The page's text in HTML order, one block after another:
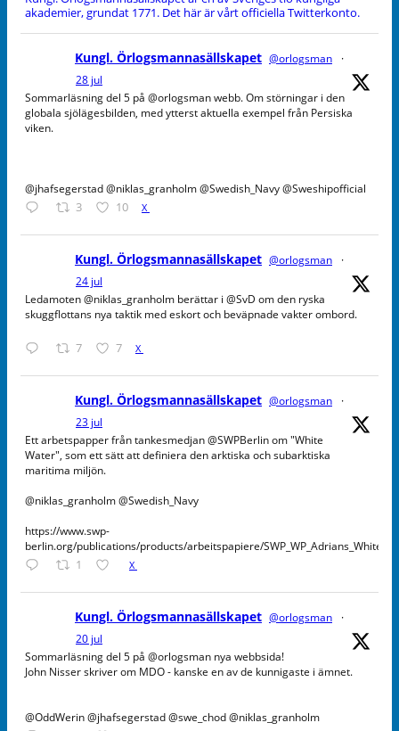
akademier, grundat 1771. Det här är vårt officiella Twitterkonto.
Kungl. Örlogsmannasällskapet @orlogsman
·
28 jul
Sommarläsning del 5 på @orlogsman webb. Om störningar i den
globala sjölägesbilden, med ytterst aktuella exempel från Persiska
viken.
@jhafsegerstad @niklas_granholm @Swedish_Navy @Sweshipofficial
3 10 X
Kungl. Örlogsmannasällskapet @orlogsman
·
24 jul
Ledamoten @niklas_granholm berättar i @SvD om den ryska
skuggflottans nya taktik med eskort och beväpnade vakter ombord.
7 7 X
Kungl. Örlogsmannasällskapet @orlogsman
·
23 jul
Ett arbetspapper från tankesmedjan @SWPBerlin om "White
Water", som ett sätt att definiera den arktiska och subarktiska
maritima miljön.
@niklas_granholm @Swedish_Navy
https://www.swp-
berlin.org/publications/products/arbeitspapiere/
1 X
Kungl. Örlogsmannasällskapet @orlogsman
·
20 jul
Sommarläsning del 5 på @orlogsman nya webbsida!
John Nisser skriver om MDO - kanske en av de kunnigaste i ämnet.
@OddWerin @jhafsegerstad @swe_chod @niklas_granholm